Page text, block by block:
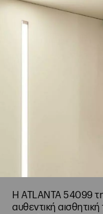
Η ATLANTA 54099
αυθεντική